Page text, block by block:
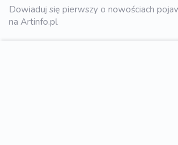
Dowiaduj się pierwszy o nowościach
na Artinfo.pl